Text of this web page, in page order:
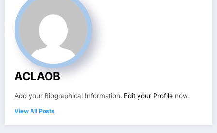
ACLAOB
Add your Biographical Information. Edit your Profile now.
View All Posts